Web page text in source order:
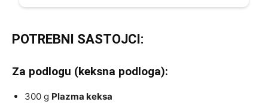
POTREBNI SASTOJCI:
Za podlogu (keksna podloga):
300 g Plazma keksa